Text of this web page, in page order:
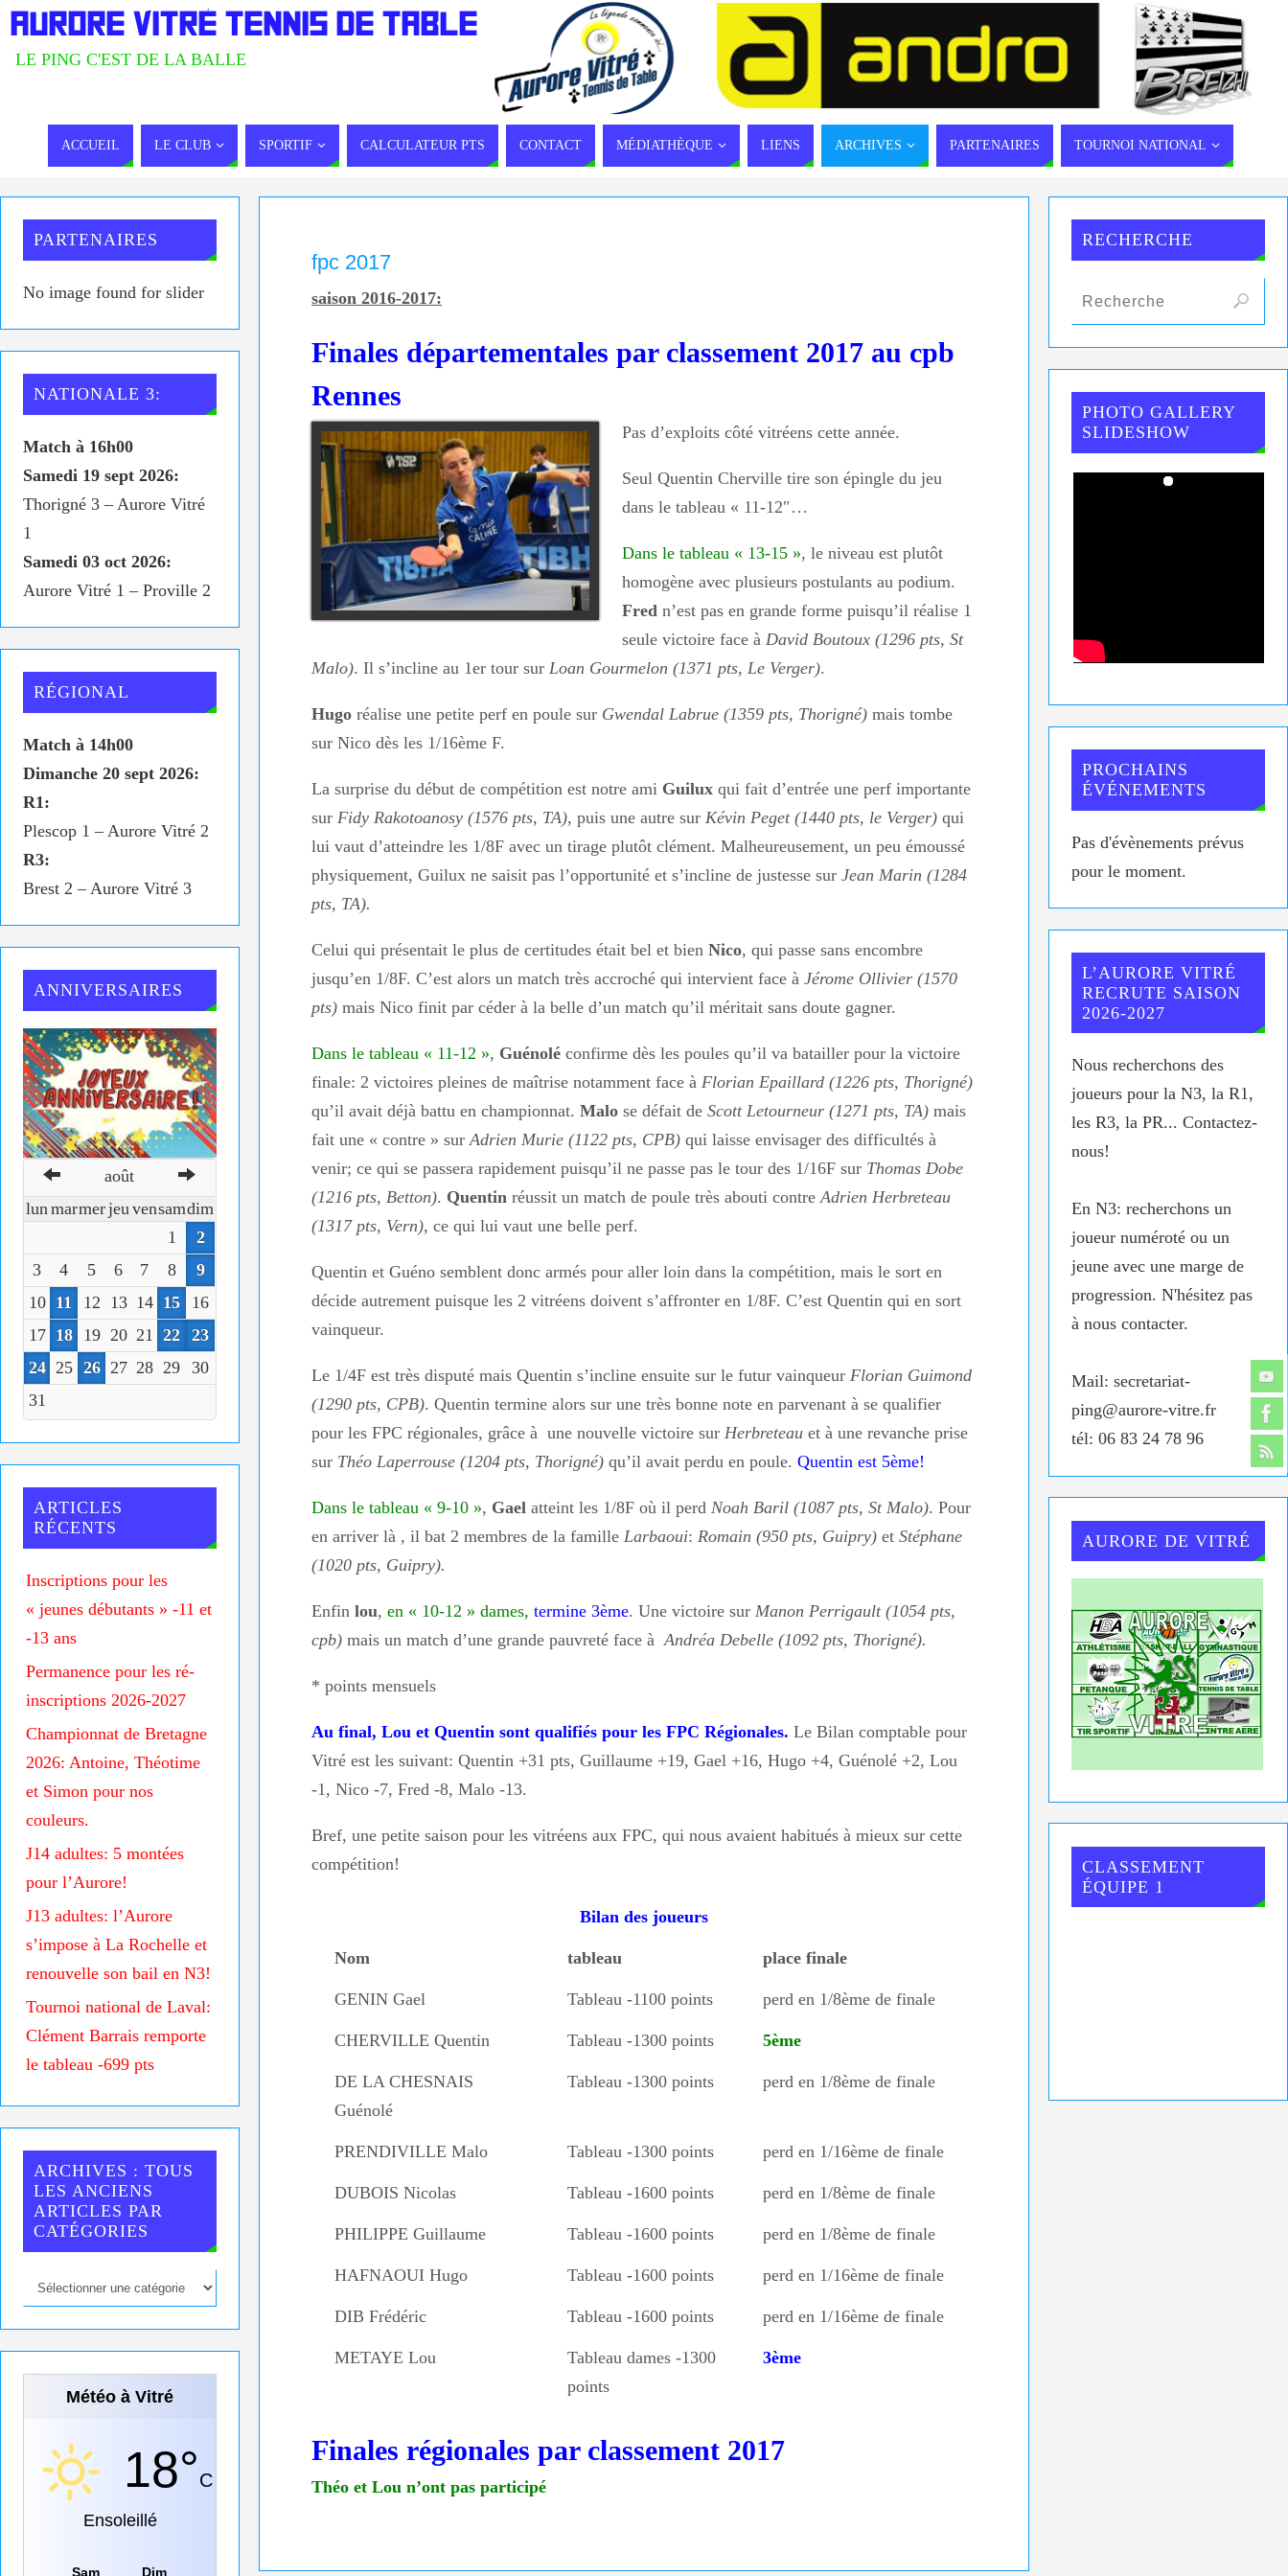
AURORE VITRÉ TENNIS DE TABLE
LE PING C'EST DE LA BALLE
ACCUEIL LE CLUB SPORTIF CALCULATEUR PTS CONTACT MÉDIATHÈQUE LIENS ARCHIVES PARTENAIRES TOURNOI NATIONAL
fpc 2017
saison 2016-2017:
Finales départementales par classement 2017 au cpb
Rennes
Pas d’exploits côté vitréens cette année.
Seul Quentin Cherville tire son épingle du jeu
dans le tableau « 11-12″…
Dans le tableau « 13-15 », le niveau est plutôt
homogène avec plusieurs postulants au podium.
Fred n’est pas en grande forme puisqu’il réalise 1
seule victoire face à David Boutoux (1296 pts, St
Malo). Il s’incline au 1er tour sur Loan Gourmelon (1371 pts, Le Verger).
Hugo réalise une petite perf en poule sur Gwendal Labrue (1359 pts, Thorigné) mais tombe
sur Nico dès les 1/16ème F.
La surprise du début de compétition est notre ami Guilux qui fait d’entrée une perf importante
sur Fidy Rakotoanosy (1576 pts, TA), puis une autre sur Kévin Peget (1440 pts, le Verger) qui
lui vaut d’atteindre les 1/8F avec un tirage plutôt clément. Malheureusement, un peu émoussé
physiquement, Guilux ne saisit pas l’opportunité et s’incline de justesse sur Jean Marin (1284
pts, TA).
Celui qui présentait le plus de certitudes était bel et bien Nico, qui passe sans encombre
jusqu’en 1/8F. C’est alors un match très accroché qui intervient face à Jérome Ollivier (1570
pts) mais Nico finit par céder à la belle d’un match qu’il méritait sans doute gagner.
Dans le tableau « 11-12 », Guénolé confirme dès les poules qu’il va batailler pour la victoire
finale: 2 victoires pleines de maîtrise notamment face à Florian Epaillard (1226 pts, Thorigné)
qu’il avait déjà battu en championnat. Malo se défait de Scott Letourneur (1271 pts, TA) mais
fait une « contre » sur Adrien Murie (1122 pts, CPB) qui laisse envisager des difficultés à
venir; ce qui se passera rapidement puisqu’il ne passe pas le tour des 1/16F sur Thomas Dobe
(1216 pts, Betton). Quentin réussit un match de poule très abouti contreAdrien Herbreteau
(1317 pts, Vern), ce qui lui vaut une belle perf.
Quentin et Guéno semblent donc armés pour aller loin dans la compétition, mais le sort en
décide autrement puisque les 2 vitréens doivent s’affronter en 1/8F. C’est Quentin qui en sort
vainqueur.
Le 1/4F est très disputé mais Quentin s’incline ensuite sur le futur vainqueur Florian Guimond
(1290 pts, CPB). Quentin termine alors sur une très bonne note en parvenant à se qualifier
pour les FPC régionales, grâce à une nouvelle victoire sur Herbreteau et à une revanche prise
sur Théo Laperrouse (1204 pts, Thorigné) qu’il avait perdu en poule. Quentin est 5ème!
Dans le tableau « 9-10 », Gael atteint les 1/8F où il perd Noah Baril (1087 pts, St Malo). Pour
en arriver là , il bat 2 membres de la famille Larbaoui: Romain (950 pts, Guipry) et Stéphane
(1020 pts, Guipry).
Enfin lou, en « 10-12 » dames, termine 3ème. Une victoire sur Manon Perrigault (1054 pts,
cpb) mais un match d’une grande pauvreté face àAndréa Debelle (1092 pts, Thorigné).
* points mensuels
Au final, Lou et Quentin sont qualifiés pour les FPC Régionales. Le Bilan comptable pour
Vitré est les suivant: Quentin +31 pts, Guillaume +19, Gael +16, Hugo +4, Guénolé +2, Lou
-1, Nico -7, Fred -8, Malo -13.
Bref, une petite saison pour les vitréens aux FPC, qui nous avaient habitués à mieux sur cette
compétition!
Bilan des joueurs
Nom tableau place finale
GENIN Gael Tableau -1100 points perd en 1/8ème de finale
CHERVILLE Quentin Tableau -1300 points 5ème
DE LA CHESNAIS
Guénolé
Tableau -1300 points perd en 1/8ème de finale
PRENDIVILLE Malo Tableau -1300 points perd en 1/16ème de finale
DUBOIS Nicolas Tableau -1600 points perd en 1/8ème de finale
PHILIPPE Guillaume Tableau -1600 points perd en 1/8ème de finale
HAFNAOUI Hugo Tableau -1600 points perd en 1/16ème de finale
DIB Frédéric Tableau -1600 points perd en 1/16ème de finale
METAYE Lou
Tableau dames -1300
points
3ème
Finales régionales par classement 2017
Théo et Lou n’ont pas participé
PARTENAIRES
No image found for slider
NATIONALE 3:
Match à 16h00
Samedi 19 sept 2026:
Thorigné 3 – Aurore Vitré
1
Samedi 03 oct 2026:
Aurore Vitré 1 – Proville 2
RÉGIONAL
Match à 14h00
Dimanche 20 sept 2026:
R1:
Plescop 1 – Aurore Vitré 2
R3:
Brest 2 – Aurore Vitré 3
ANNIVERSAIRES
août
lun marmerjeu vensamdim
1
2
3
4 5 6 7 8
9
10 11 12 13 14 15
16
17 18 19 20 21 22
23
24 25 26 27 28 29
30
31
ARTICLES
RÉCENTS
Inscriptions pour les
« jeunes débutants » -11 et
-13 ans
Permanence pour les ré-
inscriptions 2026-2027
Championnat de Bretagne
2026: Antoine, Théotime
et Simon pour nos
couleurs.
J14 adultes: 5 montées
pour l’Aurore!
J13 adultes: l’Aurore
s’impose à La Rochelle et
renouvelle son bail en N3!
Tournoi national de Laval:
Clément Barrais remporte
le tableau -699 pts
ARCHIVES : TOUS
LES ANCIENS
ARTICLES PAR
CATÉGORIES
Météo à Vitré
18°C
Ensoleillé
Sam Dim
RECHERCHE
PHOTO GALLERY
SLIDESHOW
PROCHAINS
ÉVÉNEMENTS
Pas d'évènements prévus
pour le moment.
L’AURORE VITRÉ
RECRUTE SAISON
2026-2027
Nous recherchons des
joueurs pour la N3, la R1,
les R3, la PR... Contactez-
nous!
En N3: recherchons un
joueur numéroté ou un
jeune avec une marge de
progression. N'hésitez pas
à nous contacter.
Mail: secretariat-
ping@aurore-vitre.fr
tél: 06 83 24 78 96
AURORE DE VITRÉ
CLASSEMENT
ÉQUIPE 1